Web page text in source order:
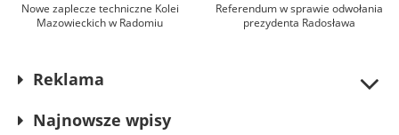
Nowe zaplecze techniczne Kolei
Mazowieckich w Radomiu
Referendum w sprawie odwołania
prezydenta Radosława
Reklama
Najnowsze wpisy